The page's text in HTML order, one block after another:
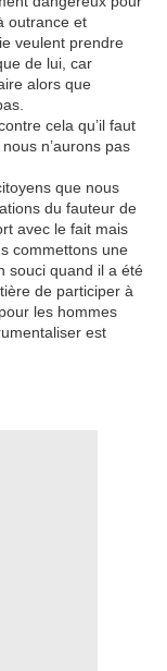
outrance et
veulent prendre
de lui, car
alors que
cela qu’il faut
n’aurons pas
que nous
du fauteur de
avec le fait mais
commettons une
souci quand il a été
de participer à
les hommes
est